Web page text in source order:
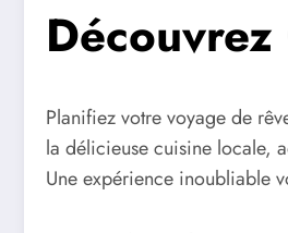
Planifiez votre voyage de
la délicieuse cuisine locale,
Une expérience inoubliable